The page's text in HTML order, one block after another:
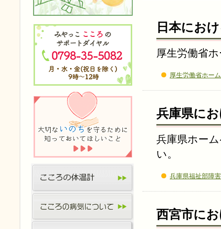
日本にお
厚生労働省
厚生労働省ホー
兵庫県に
兵庫県ホー
い。
兵庫県福祉部障
西宮市に